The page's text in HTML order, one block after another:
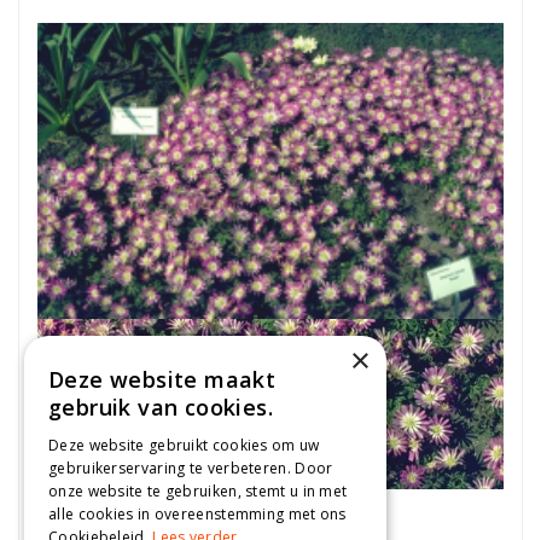
Blauwe anemoon
×
Deze website maakt
gebruik van cookies.
Deze website gebruikt cookies om uw
gebruikerservaring te verbeteren. Door
onze website te gebruiken, stemt u in met
alle cookies in overeenstemming met ons